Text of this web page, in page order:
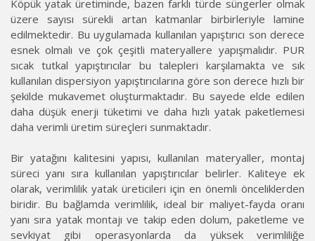
Köpük yatak üretiminde, bazen farklı türde süngerler olmak
üzere sayısı sürekli artan katmanlar birbirleriyle lamine
edilmektedir. Bu uygulamada kullanılan yapıştırıcı son derece
esnek olmalı ve çok çeşitli materyallere yapışmalıdır. PUR
sıcak tutkal yapıştırıcılar bu talepleri karşılamakta ve sık
kullanılan dispersiyon yapıştırıcılarına göre son derece hızlı bir
şekilde mukavemet oluşturmaktadır. Bu sayede elde edilen
daha düşük enerji tüketimi ve daha hızlı yatak paketlemesi
daha verimli üretim süreçleri sunmaktadır.
Bir yatağını kalitesini yapısı, kullanılan materyaller, montaj
süreci yanı sıra kullanılan yapıştırıcılar belirler. Kaliteye ek
olarak, verimlilik yatak üreticileri için en önemli önceliklerden
biridir. Bu bağlamda verimlilik, ideal bir maliyet-fayda oranı
yanı sıra yatak montajı ve takip eden dolum, paketleme ve
sevkiyat gibi operasyonlarda da yüksek verimliliğe